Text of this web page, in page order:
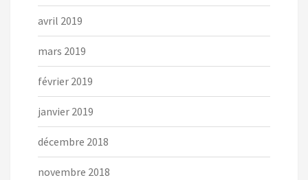
avril 2019
mars 2019
février 2019
janvier 2019
décembre 2018
novembre 2018